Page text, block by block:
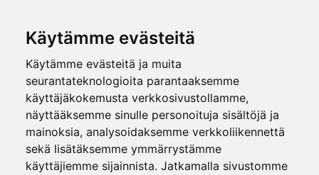
Käytämme evästeitä
Käytämme evästeitä ja muita
seurantateknologioita parantaaksemme
käyttäjäkokemusta verkkosivustollamme,
näyttääksemme sinulle personoituja sisältöjä ja
mainoksia, analysoidaksemme verkkoliikennettä
sekä lisätäksemme ymmärrystämme
käyttäjiemme sijainnista. Jatkamalla sivustomme